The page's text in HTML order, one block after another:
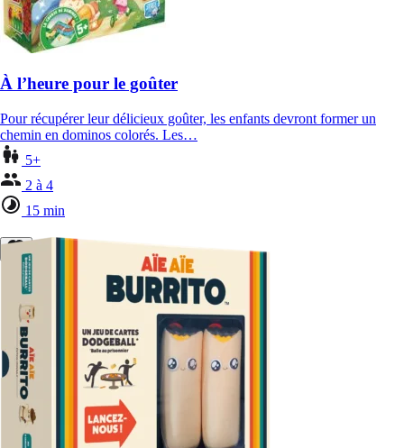
À l’heure pour le goûter
Pour récupérer leur délicieux goûter, les enfants devront former un
chemin en dominos colorés. Les…
5+
2 à 4
15 min